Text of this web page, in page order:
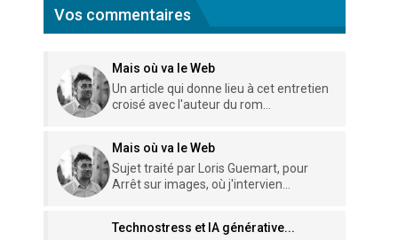
Vos commentaires
Mais où va le Web
Un article qui donne lieu à cet entretien
croisé avec l'auteur du rom...
Mais où va le Web
Sujet traité par Loris Guemart, pour
Arrêt sur images, où j'intervien...
Technostress et IA générative...